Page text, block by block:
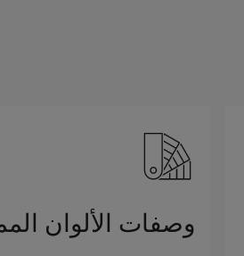
وصفات الألوان